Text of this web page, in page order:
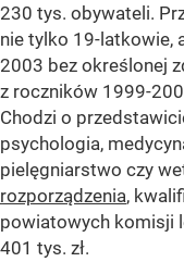
230 tys. obywateli.
nie tylko 19-latkowie,
2003 bez określonej
z roczników 1999-
Chodzi o
psychologia,
pielęgniarstwo czy
rozporządzenia,
powiatowych komisji
401 tys. zł.